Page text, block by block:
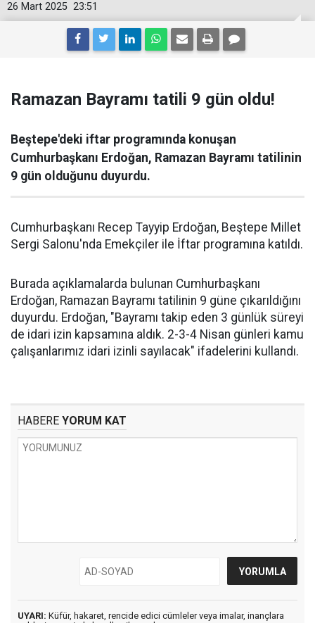
23:51
26 Mart 2025
Ramazan Bayramı tatili 9 gün oldu!
Beştepe'deki iftar programında konuşan
Cumhurbaşkanı Erdoğan, Ramazan Bayramı tatilinin
9 gün olduğunu duyurdu.
Cumhurbaşkanı Recep Tayyip Erdoğan, Beştepe Millet
Sergi Salonu'nda Emekçiler ile İftar programına katıldı.
Burada açıklamalarda bulunan Cumhurbaşkanı
Erdoğan, Ramazan Bayramı tatilinin 9 güne çıkarıldığını
duyurdu. Erdoğan, "Bayramı takip eden 3 günlük süreyi
de idari izin kapsamına aldık. 2-3-4 Nisan günleri kamu
çalışanlarımız idari izinli sayılacak" ifadelerini kullandı.
HABERE YORUM KAT
UYARI: Küfür, hakaret, rencide edici cümleler veya imalar, inançlara